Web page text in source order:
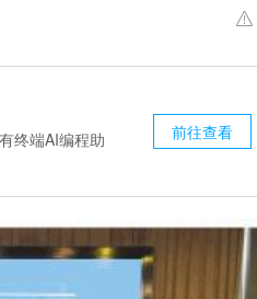
终端AI编程助
前往查看